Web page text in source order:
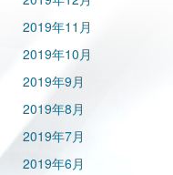
2019年11月
2019年10月
2019年9月
2019年8月
2019年7月
2019年6月